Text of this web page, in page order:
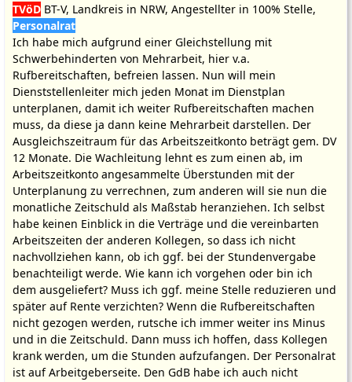
TVöD BT-V, Landkreis in NRW, Angestellter in 100% Stelle,
Personalrat
Ich habe mich aufgrund einer Gleichstellung mit
Schwerbehinderten von Mehrarbeit, hier v.a.
Rufbereitschaften, befreien lassen. Nun will mein
Dienststellenleiter mich jeden Monat im Dienstplan
unterplanen, damit ich weiter Rufbereitschaften machen
muss, da diese ja dann keine Mehrarbeit darstellen. Der
Ausgleichszeitraum für das Arbeitszeitkonto beträgt gem. DV
12 Monate. Die Wachleitung lehnt es zum einen ab, im
Arbeitszeitkonto angesammelte Überstunden mit der
Unterplanung zu verrechnen, zum anderen will sie nun die
monatliche Zeitschuld als Maßstab heranziehen. Ich selbst
habe keinen Einblick in die Verträge und die vereinbarten
Arbeitszeiten der anderen Kollegen, so dass ich nicht
nachvollziehen kann, ob ich ggf. bei der Stundenvergabe
benachteiligt werde. Wie kann ich vorgehen oder bin ich
dem ausgeliefert? Muss ich ggf. meine Stelle reduzieren und
später auf Rente verzichten? Wenn die Rufbereitschaften
nicht gezogen werden, rutsche ich immer weiter ins Minus
und in die Zeitschuld. Dann muss ich hoffen, dass Kollegen
krank werden, um die Stunden aufzufangen. Der Personalrat
ist auf Arbeitgeberseite. Den GdB habe ich auch nicht